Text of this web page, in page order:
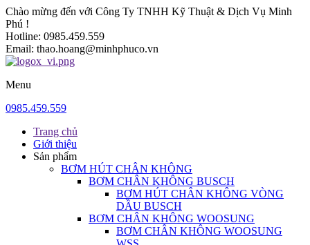
Chào mừng đến với Công Ty TNHH Kỹ Thuật & Dịch Vụ Minh
Phú !
Hotline: 0985.459.559
Email: thao.hoang@minhphuco.vn
Menu
0985.459.559
Trang chủ
Giới thiệu
Sản phẩm
BƠM HÚT CHÂN KHÔNG
BƠM CHÂN KHÔNG BUSCH
BƠM HÚT CHÂN KHÔNG VÒNG
DẦU BUSCH
BƠM CHÂN KHÔNG WOOSUNG
BƠM CHÂN KHÔNG WOOSUNG